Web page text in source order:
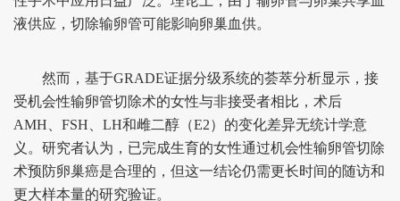
液供应，切除输卵管可能影响卵巢血供。
然而，基于GRADE证据分级系统的荟萃分析显示，接
受机会性输卵管切除术的女性与非接受者相比，术后
AMH、FSH、LH和雌二醇（E2）的变化差异无统计学意
义。研究者认为，已完成生育的女性通过机会性输卵管切除
术预防卵巢癌是合理的，但这一结论仍需更长时间的随访和
更大样本量的研究验证。